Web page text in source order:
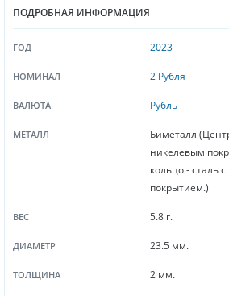
ПОДРОБНАЯ ИНФОРМАЦИЯ
ГОД 2023
НОМИНАЛ 2 Рубля
ВАЛЮТА Рубль
МЕТАЛЛ
Биметалл
никелевым
кольцо - сталь
покрытием.)
ВЕС 5.8 г.
ДИАМЕТР 23.5 мм.
ТОЛЩИНА 2 мм.